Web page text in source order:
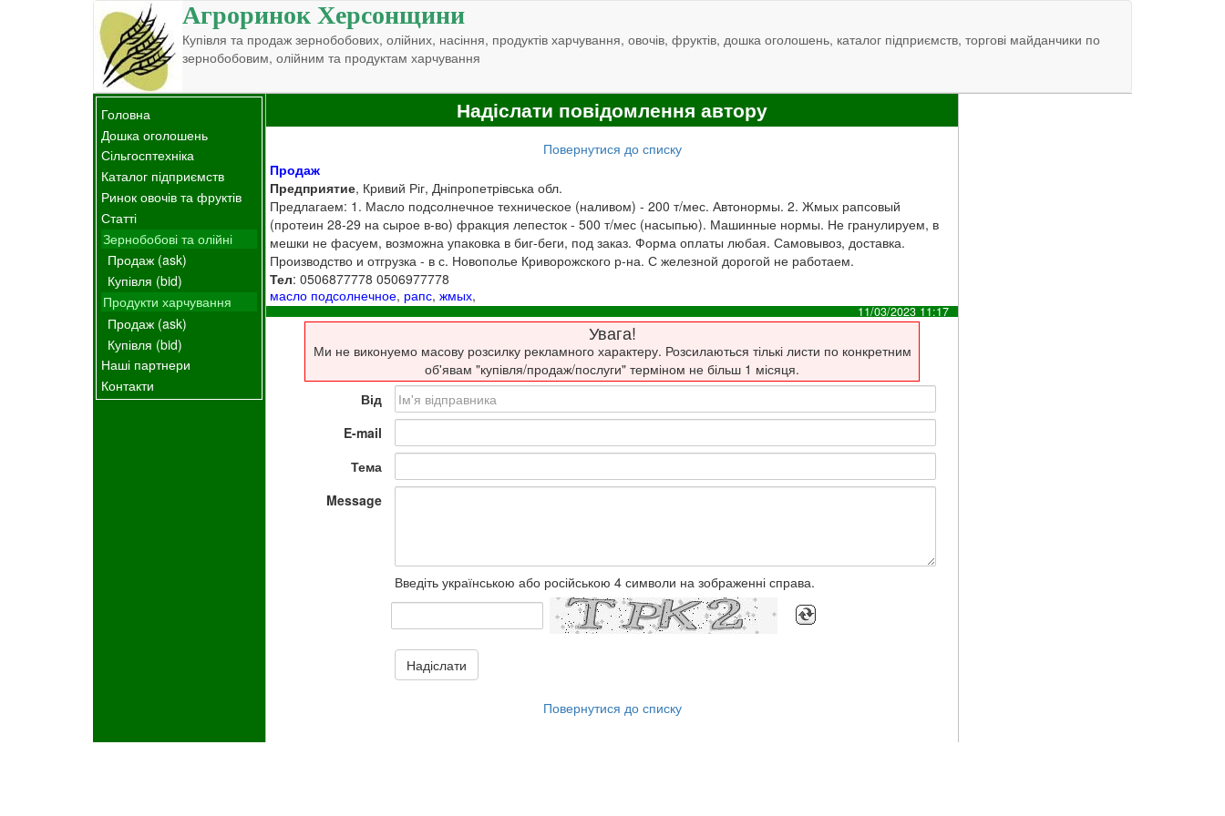
Агроринок Херсонщини
Купівля та продаж зернобобових, олійних, насіння, продуктів харчування, овочів, фруктів, дошка оголошень, каталог підприємств, торгові майданчики по
зернобобовим, олійним та продуктам харчування
Головна
Дошка оголошень
Сільгосптехніка
Каталог підприємств
Ринок овочів та фруктів
Статті
Зернобобові та олійні
Продаж (ask)
Купівля (bid)
Продукти харчування
Продаж (ask)
Купівля (bid)
Наші партнери
Контакти
Надіслати повідомлення автору
Повернутися до списку
Продаж
Предприятие, Кривий Ріг, Дніпропетрівська обл.
Предлагаем: 1. Масло подсолнечное техническое (наливом) - 200 т/мес. Автонормы. 2. Жмых рапсовый
(протеин 28-29 на сырое в-во) фракция лепесток - 500 т/мес (насыпью). Машинные нормы. Не гранулируем, в
мешки не фасуем, возможна упаковка в биг-беги, под заказ. Форма оплаты любая. Самовывоз, доставка.
Производство и отгрузка - в с. Новополье Криворожского р-на. С железной дорогой не работаем.
Тел: 0506877778 0506977778
масло подсолнечное, рапс,жмых,
11/03/2023 11:17
Увага!
Ми не виконуемо масову розсилку рекламного характеру. Розсилаються тількі листи по конкретним
об'явам "купівля/продаж/послуги" терміном не більш 1 місяця.
Від
E-mail
Тема
Message
Введіть українською або російською 4 символи на зображенні справа.
Надіслати
Повернутися до списку